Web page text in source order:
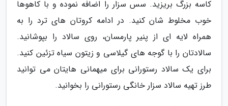
کاسه بزرگ بریزید. سس سزار را اضافه نموده و با کاهوها
خوب مخلوط شان کنید. در ادامه کروتان های ترد را به
همراه لایه ای از پنیر پارمسان، روی سالاد را بپوشانید.
سالادتان را با گوجه های گیلاسی و زیتون سیاه تزئین کنید.
برای یک سالاد رستورانی برای میهمانی هایتان می توانید
طرز تهیه سالاد سزار خانگی رستورانی را بخوانید.